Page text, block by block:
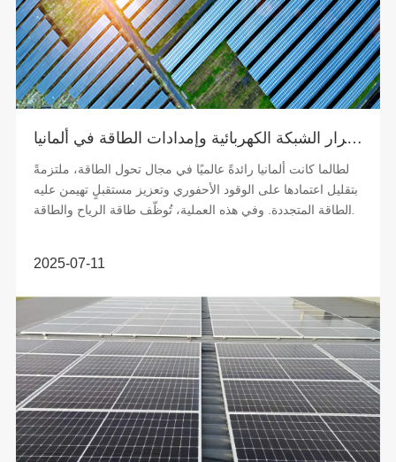
حلول الطاقة الشمسية وتخزين الطاقة: دعم استقرار الشبكة الكهربائية وإمدادات الطاقة في ألمانيا
لطالما كانت ألمانيا رائدةً عالميًا في مجال تحول الطاقة، ملتزمةً
بتقليل اعتمادها على الوقود الأحفوري وتعزيز مستقبلٍ تهيمن عليه
الطاقة المتجددة. وفي هذه العملية، تُوظّف طاقة الرياح والطاقة
2025-07-11